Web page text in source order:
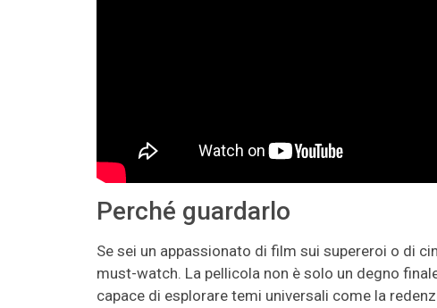
Perché guardarlo
Se sei un appassionato di film sui supereroi o di
must-watch. La pellicola non è solo un degno
capace di esplorare temi universali come la